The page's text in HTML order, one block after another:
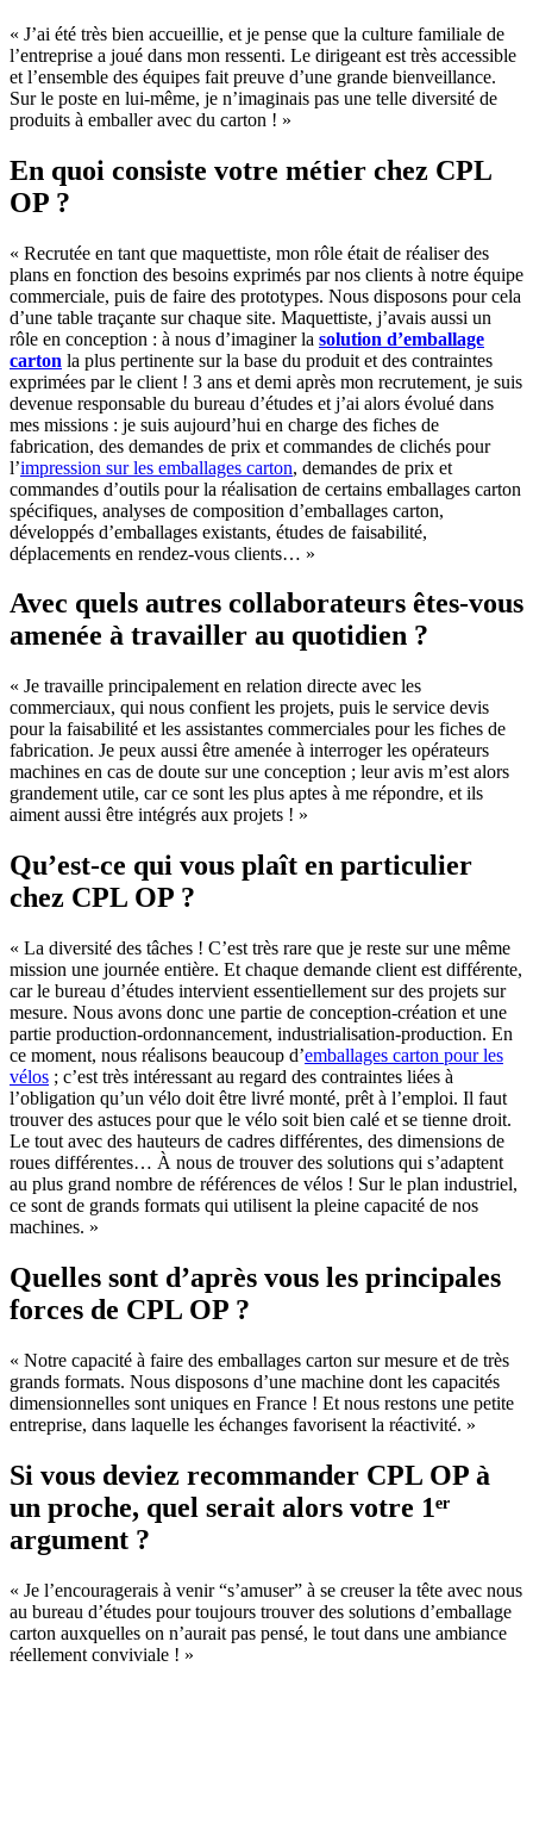
« J’ai été très bien accueillie, et je pense que la culture familiale de
l’entreprise a joué dans mon ressenti. Le dirigeant est très accessible
et l’ensemble des équipes fait preuve d’une grande bienveillance.
Sur le poste en lui-même, je n’imaginais pas une telle diversité de
produits à emballer avec du carton ! »
En quoi consiste votre métier chez CPL
OP ?
« Recrutée en tant que maquettiste, mon rôle était de réaliser des
plans en fonction des besoins exprimés par nos clients à notre équipe
commerciale, puis de faire des prototypes. Nous disposons pour cela
d’une table traçante sur chaque site. Maquettiste, j’avais aussi un
rôle en conception : à nous d’imaginer la solution d’emballage
carton la plus pertinente sur la base du produit et des contraintes
exprimées par le client ! 3 ans et demi après mon recrutement, je suis
devenue responsable du bureau d’études et j’ai alors évolué dans
mes missions : je suis aujourd’hui en charge des fiches de
fabrication, des demandes de prix et commandes de clichés pour
l’impression sur les emballages carton, demandes de prix et
commandes d’outils pour la réalisation de certains emballages carton
spécifiques, analyses de composition d’emballages carton,
développés d’emballages existants, études de faisabilité,
déplacements en rendez-vous clients… »
Avec quels autres collaborateurs êtes-vous
amenée à travailler au quotidien ?
« Je travaille principalement en relation directe avec les
commerciaux, qui nous confient les projets, puis le service devis
pour la faisabilité et les assistantes commerciales pour les fiches de
fabrication. Je peux aussi être amenée à interroger les opérateurs
machines en cas de doute sur une conception ; leur avis m’est alors
grandement utile, car ce sont les plus aptes à me répondre, et ils
aiment aussi être intégrés aux projets ! »
Qu’est-ce qui vous plaît en particulier
chez CPL OP ?
« La diversité des tâches ! C’est très rare que je reste sur une même
mission une journée entière. Et chaque demande client est différente,
car le bureau d’études intervient essentiellement sur des projets sur
mesure. Nous avons donc une partie de conception-création et une
partie production-ordonnancement, industrialisation-production. En
ce moment, nous réalisons beaucoup d’emballages carton pour les
vélos ; c’est très intéressant au regard des contraintes liées à
l’obligation qu’un vélo doit être livré monté, prêt à l’emploi. Il faut
trouver des astuces pour que le vélo soit bien calé et se tienne droit.
Le tout avec des hauteurs de cadres différentes, des dimensions de
roues différentes… À nous de trouver des solutions qui s’adaptent
au plus grand nombre de références de vélos ! Sur le plan industriel,
ce sont de grands formats qui utilisent la pleine capacité de nos
machines. »
Quelles sont d’après vous les principales
forces de CPL OP ?
« Notre capacité à faire des emballages carton sur mesure et de très
grands formats. Nous disposons d’une machine dont les capacités
dimensionnelles sont uniques en France ! Et nous restons une petite
entreprise, dans laquelle les échanges favorisent la réactivité. »
Si vous deviez recommander CPL OP à
un proche, quel serait alors votre 1ᵉʳ
argument ?
« Je l’encouragerais à venir “s’amuser” à se creuser la tête avec nous
au bureau d’études pour toujours trouver des solutions d’emballage
carton auxquelles on n’aurait pas pensé, le tout dans une ambiance
réellement conviviale ! »